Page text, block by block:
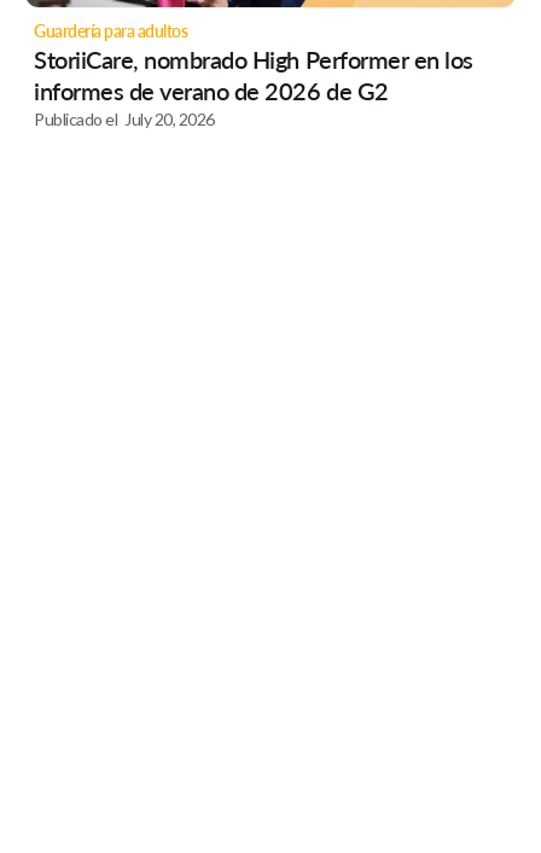
Guardería para adultos
StoriiCare, nombrado High Performer en los
informes de verano de 2026 de G2
Publicado el July 20, 2026